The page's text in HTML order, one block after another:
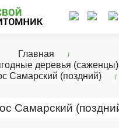
Главная
деревья (саженцы)
Самарский (поздний)